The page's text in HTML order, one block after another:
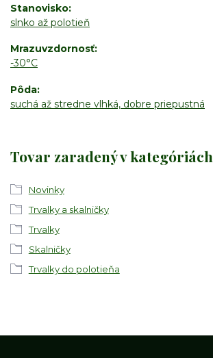
Stanovisko
slnko až polotieň
Mrazuvzdornosť
-30°C
Pôda
suchá až stredne vlhká, dobre priepustná
Tovar zaradený v kategóriách
Novinky
Trvalky a skalničky
Trvalky
Skalničky
Trvalky do polotieňa